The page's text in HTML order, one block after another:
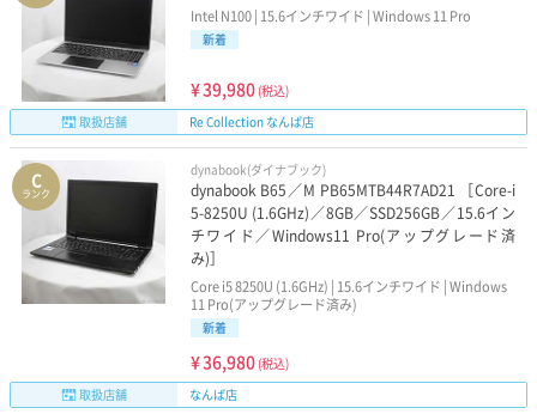
NEC dynabook
VAIO
Panasonic Surface
CPU世代で選ぶ
第10世代Core-i5搭載
第12世代Core-i5搭載 第13世代Core-i5搭載
第10世代Core-i7搭載
Intel N100 | 15.6インチワイド | Windows 11 Pro
新着
¥39,980 (税込)
取扱店舗
Re Collection なんば店
C
ランク
dynabook(ダイナブック)
dynabook B65／M PB65MTB44R7AD21 ［Core-i
5-8250U (1.6GHz)／8GB／SSD256GB／15.6イン
チワイド／Windows11 Pro(アップグレード済
み)］
Core i5 8250U (1.6GHz) | 15.6インチワイド | Windows
11 Pro(アップグレード済み)
新着
¥36,980 (税込)
取扱店舗
なんば店